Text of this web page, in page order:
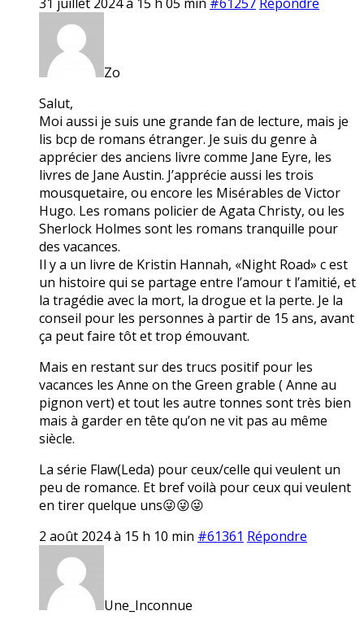
Zo
Salut,
Moi aussi je suis une grande fan de lecture, mais je
lis bcp de romans étranger. Je suis du genre à
apprécier des anciens livre comme Jane Eyre, les
livres de Jane Austin. J’apprécie aussi les trois
mousquetaire, ou encore les Misérables de Victor
Hugo. Les romans policier de Agata Christy, ou les
Sherlock Holmes sont les romans tranquille pour
des vacances.
Il y a un livre de Kristin Hannah, «Night Road» c est
un histoire qui se partage entre l’amour t l’amitié, et
la tragédie avec la mort, la drogue et la perte. Je la
conseil pour les personnes à partir de 15 ans, avant
ça peut faire tôt et trop émouvant.
Mais en restant sur des trucs positif pour les
vacances les Anne on the Green grable ( Anne au
pignon vert) et tout les autre tonnes sont très bien
mais à garder en tête qu’on ne vit pas au même
siècle.
La série Flaw(Leda) pour ceux/celle qui veulent un
peu de romance. Et bref voilà pour ceux qui veulent
en tirer quelque uns😜😜😜
2 août 2024 à 15 h 10 min #61361 Répondre
Une_Inconnue